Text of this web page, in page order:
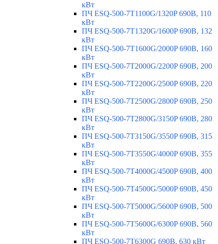
кВт
ПЧ ESQ-500-7T1100G/1320P 690В, 110
кВт
ПЧ ESQ-500-7T1320G/1600P 690В, 132
кВт
ПЧ ESQ-500-7T1600G/2000P 690В, 160
кВт
ПЧ ESQ-500-7T2000G/2200P 690В, 200
кВт
ПЧ ESQ-500-7T2200G/2500P 690В, 220
кВт
ПЧ ESQ-500-7T2500G/2800P 690В, 250
кВт
ПЧ ESQ-500-7T2800G/3150P 690В, 280
кВт
ПЧ ESQ-500-7T3150G/3550P 690В, 315
кВт
ПЧ ESQ-500-7T3550G/4000P 690В, 355
кВт
ПЧ ESQ-500-7T4000G/4500P 690В, 400
кВт
ПЧ ESQ-500-7T4500G/5000P 690В, 450
кВт
ПЧ ESQ-500-7T5000G/5600P 690В, 500
кВт
ПЧ ESQ-500-7T5600G/6300P 690В, 560
кВт
ПЧ ESQ-500-7T6300G 690В, 630 кВт